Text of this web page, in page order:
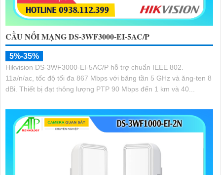
CẦU NỐI MẠNG DS-3WF3000-EI-5AC/P
5%-35%
Hikvision DS-3WF3000-EI-5AC/P hỗ trợ chuẩn IEEE 802.
11a/n/ac, tốc độ tối đa 867 Mbps với băng tần 5 GHz và ăng-ten 8
dBi. Thiết bị đạt thông lượng PTP 90 Mbps đến 1 km và 40...